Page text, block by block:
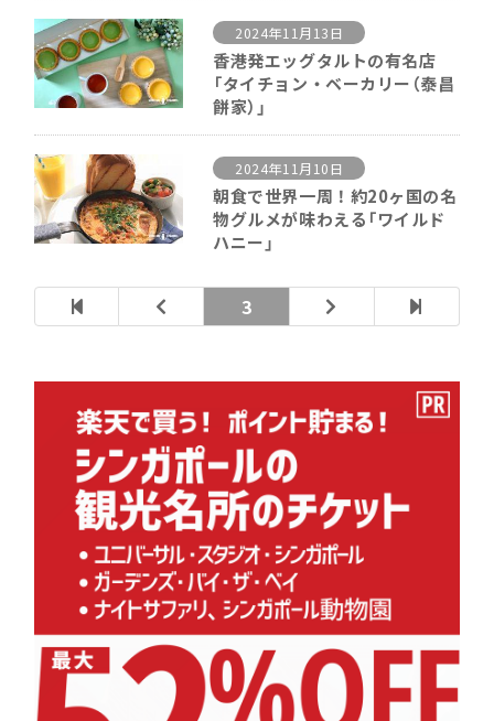
2024年11月13日
香港発エッグタルトの有名店
「タイチョン・ベーカリー（泰昌
餅家）」
2024年11月10日
朝食で世界一周！約20ヶ国の名
物グルメが味わえる「ワイルド
ハニー」
3